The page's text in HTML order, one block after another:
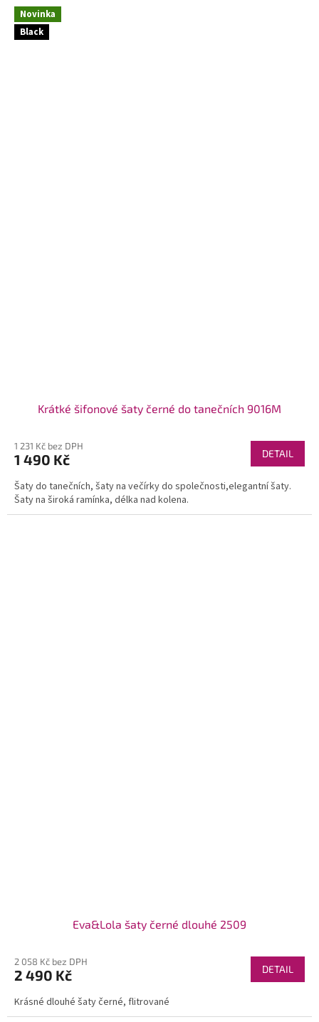
Novinka
Black
Krátké šifonové šaty černé do tanečních 9016M
1 231 Kč bez DPH
1 490 Kč DETAIL
Šaty do tanečních, šaty na večírky do společnosti,elegantní šaty.
Šaty na široká ramínka, délka nad kolena.
Eva&Lola šaty černé dlouhé 2509
2 058 Kč bez DPH
2 490 Kč DETAIL
Krásné dlouhé šaty černé, flitrované